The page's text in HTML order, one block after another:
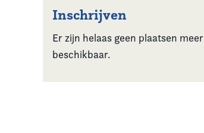
Inschrijven
Er zijn helaas geen plaatsen meer
beschikbaar.